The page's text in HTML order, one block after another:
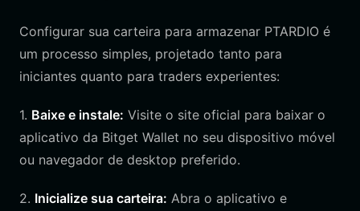
Configurar sua carteira para armazenar PTARDIO é
um processo simples, projetado tanto para
iniciantes quanto para traders experientes:
1. Baixe e instale: Visite o site oficial para baixar o
aplicativo da Bitget Wallet no seu dispositivo móvel
ou navegador de desktop preferido.
2. Inicialize sua carteira: Abra o aplicativo e